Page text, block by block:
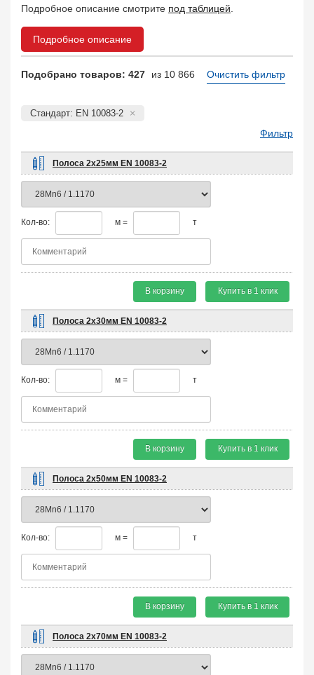
Рельсы 78
Рельсовый крепеж 776
Заказать в 1 клик
Подробное описание смотрите под таблицей
Подробное описание
Подобрано товаров: 427 из 10 866 Очистить фильтр
Стандарт: EN 10083-2
Фильтр
Полоса 2х25мм EN 10083-2
Кол-во: м = т
В корзину Купить в 1 клик
Полоса 2х30мм EN 10083-2
Кол-во: м = т
В корзину Купить в 1 клик
Полоса 2х50мм EN 10083-2
Кол-во: м = т
В корзину Купить в 1 клик
Полоса 2х70мм EN 10083-2